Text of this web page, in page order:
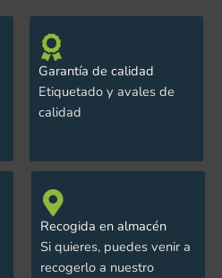
Garantía de calidad
Etiquetado y avales de
calidad
Recogida en almacén
Si quieres, puedes venir a
recogerlo a nuestro